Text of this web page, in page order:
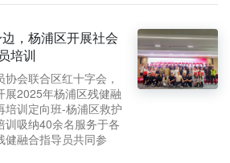
，杨浦区开展社会
培训
会联合区红十字会，
展2025年杨浦区残健融
培训定向班-杨浦区救护
训吸纳40余名服务于各
健融合指导员共同参